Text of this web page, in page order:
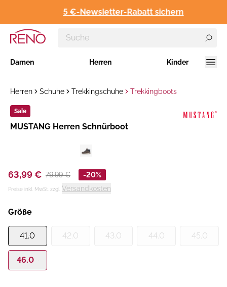
5 €-Newsletter-Rabatt sichern
Damen Herren Kinder
Herren Schuhe Trekkingschuhe Trekkingboots
Sale
Hersteller:
​MUSTANG Herren Schnürboot
63,99 € 79,99 € -20%
Preise inkl. MwSt. zzgl. Versandkosten
Größe
41.0 42.0 43.0 44.0 45.0
46.0